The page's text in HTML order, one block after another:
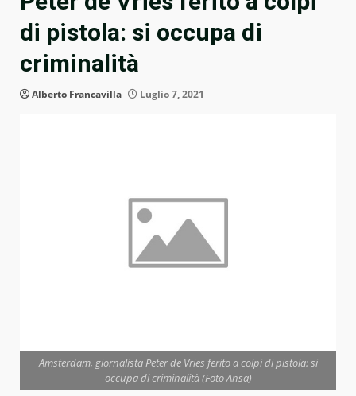
di pistola: si occupa di
criminalità
Alberto Francavilla Luglio 7, 2021
Amsterdam, giornalista Peter de Vries ferito a colpi di pistola: si
occupa di criminalità (Foto Ansa)